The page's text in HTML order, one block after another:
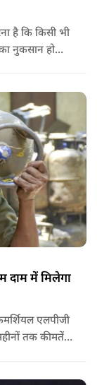
है कि किसी भी
नुकसान हो
दाम में मिलेगा
एलपीजी
तक कीमतें